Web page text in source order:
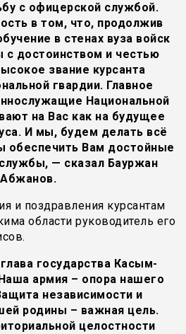
с офицерской службой.
в том, что, продолжив
в стенах вуза войск
с достоинством и честью
звание курсанта
гвардии. Главное
Национальной
на Вас как на будущее
И мы, будем делать всё
обеспечить Вам достойные
— сказал Бауржан
Абжанов.
и поздравления курсантам
области руководитель его
государства Касым-
армия – опора нашего
независимости и
родины – важная цель.
целостности